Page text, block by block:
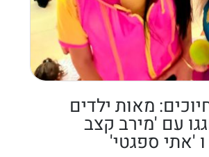
מאות ילדים
עם 'מירב קצב
'אתי ספגטי'